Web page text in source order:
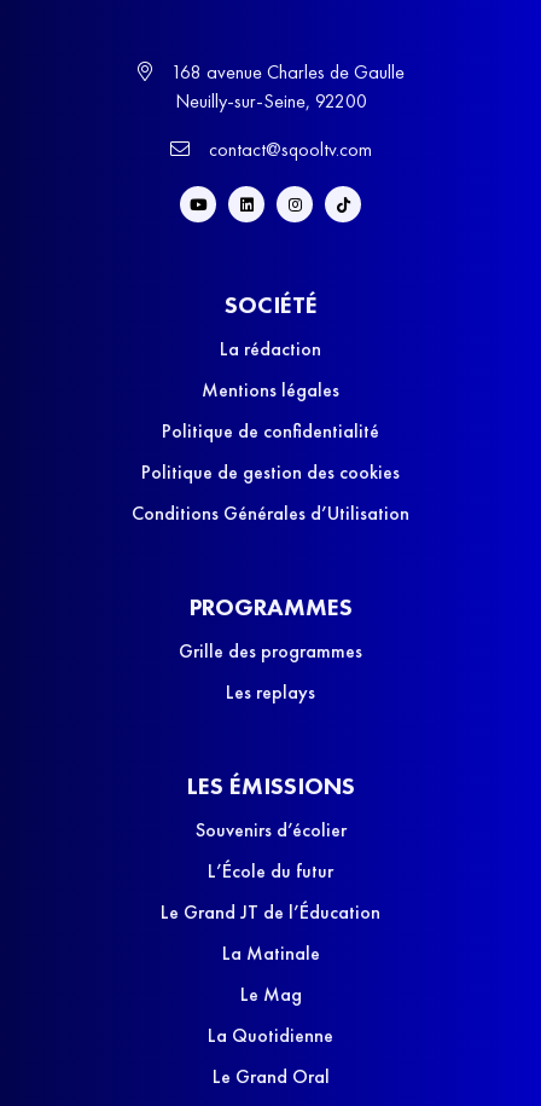
168 avenue Charles de Gaulle
Neuilly-sur-Seine, 92200
contact@sqooltv.com
SOCIÉTÉ
La rédaction
Mentions légales
Politique de confidentialité
Politique de gestion des cookies
Conditions Générales d’Utilisation
PROGRAMMES
Grille des programmes
Les replays
LES ÉMISSIONS
Souvenirs d’écolier
L’École du futur
Le Grand JT de l’Éducation
La Matinale
Le Mag
La Quotidienne
Le Grand Oral